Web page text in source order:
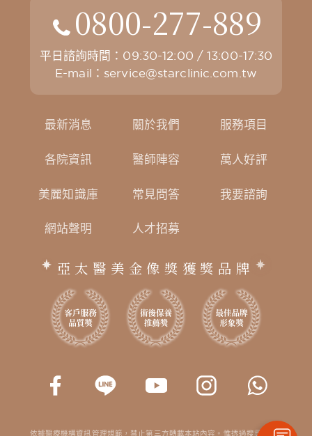
0800-277-889
平日諮詢時間：09:30-12:00 / 13:00-17:30
E-mail： service@starclinic.com.tw
最新消息 關於我們 服務項目
各院資訊 醫師陣容 萬人好評
美麗知識庫 常見問答 我要諮詢
網站聲明 人才招募
亞太醫美金像獎獲獎品牌
依據醫療機構資訊管理規範，禁止第三方轉載本站內容。惟透過搜尋